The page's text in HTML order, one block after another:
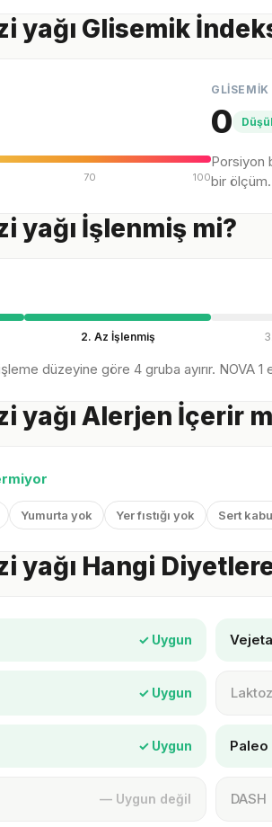
yağı Glisemik
70 100
0
Porsiyon
bir ölçüm.
yağı İşlenmiş mi?
2. Az İşlenmiş
düzeyine göre 4 gruba ayırır. NOVA 1
yağı Alerjen İçerir
Yumurta yok Yer fıstığı yok Sert
yağı Hangi
✓ Uygun
✓ Uygun
✓ Uygun Paleo
— Uygun değil DASH